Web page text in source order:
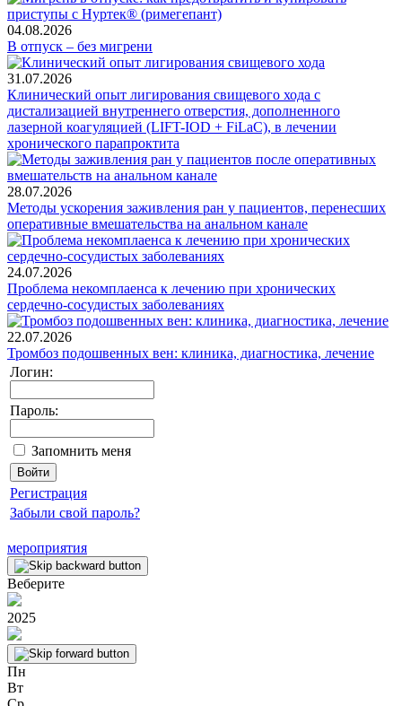
04.08.2026
В отпуск – без мигрени
31.07.2026
Клинический опыт лигирования свищевого хода с
дистализацией внутреннего отверстия, дополненного
лазерной коагуляцией (LIFT-IOD + FiLaC), в лечении
хронического парапроктита
28.07.2026
Методы ускорения заживления ран у пациентов, перенесших
оперативные вмешательства на анальном канале
24.07.2026
Проблема некомплаенса к лечению при хронических
сердечно-сосудистых заболеваниях
22.07.2026
Тромбоз подошвенных вен: клиника, диагностика, лечение
Логин:
Пароль:
Запомнить меня
Регистрация
Забыли свой пароль?
мероприятия
Веберите
2025
Пн
Вт